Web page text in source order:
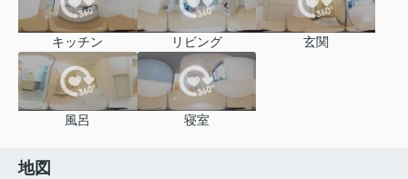
キッチン リビング 玄関
風呂 寝室
地図